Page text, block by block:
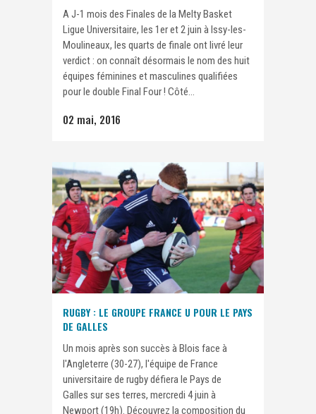
A J-1 mois des Finales de la Melty Basket
Ligue Universitaire, les 1er et 2 juin à Issy-les-
Moulineaux, les quarts de finale ont livré leur
verdict : on connaît désormais le nom des huit
équipes féminines et masculines qualifiées
pour le double Final Four ! Côté...
02 mai, 2016
RUGBY : LE GROUPE FRANCE U POUR LE PAYS
DE GALLES
Un mois après son succès à Blois face à
l'Angleterre (30-27), l'équipe de France
universitaire de rugby défiera le Pays de
Galles sur ses terres, mercredi 4 juin à
Newport (19h). Découvrez la composition du